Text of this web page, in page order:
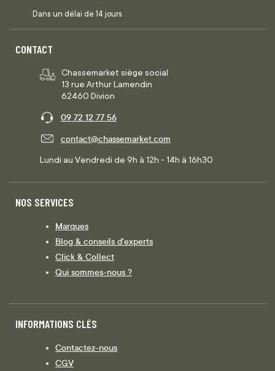
Dans un délai de 14 jours
CONTACT
Chassemarket siège social
13 rue Arthur Lamendin
62460 Divion
09 72 12 77 56
contact@chassemarket.com
Lundi au Vendredi de 9h à 12h - 14h à 16h30
NOS SERVICES
Marques
Blog & conseils d'experts
Click & Collect
Qui sommes-nous ?
INFORMATIONS CLÉS
Contactez-nous
CGV